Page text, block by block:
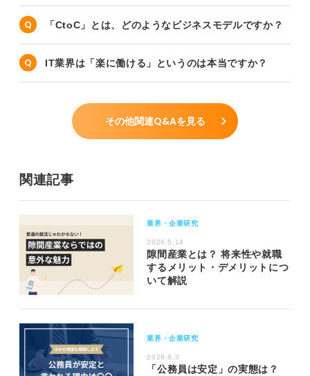
「CtoC」とは、どのようなビジネスモデルですか？
IT業界は「楽に働ける」というのは本当ですか？
その他関連Q&Aを見る
関連記事
業界・企業研究
2026.5.14
隙間産業とは？ 将来性や就職
するメリット・デメリットにつ
いて解説
業界・企業研究
2026.6.3
「公務員は安定」の実態は？